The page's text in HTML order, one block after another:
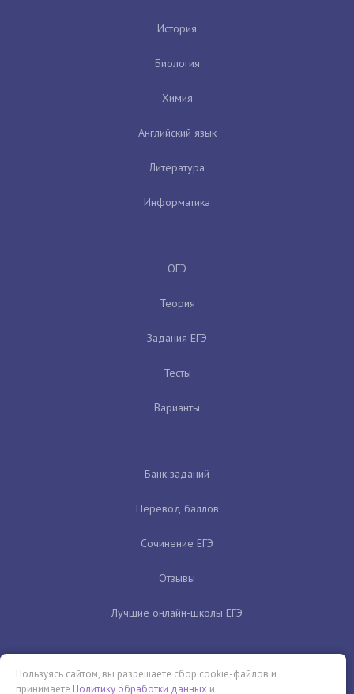
История
Биология
Химия
Английский язык
Литература
Информатика
ОГЭ
Теория
Задания ЕГЭ
Тесты
Варианты
Банк заданий
Перевод баллов
Сочинение ЕГЭ
Отзывы
Лучшие онлайн-школы ЕГЭ
Пользуясь сайтом, вы разрешаете сбор cookie-файлов и
принимаете Политику обработки данных и